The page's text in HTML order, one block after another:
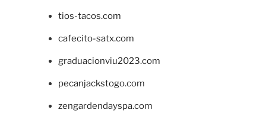
tios-tacos.com
cafecito-satx.com
graduacionviu2023.com
pecanjackstogo.com
zengardendayspa.com